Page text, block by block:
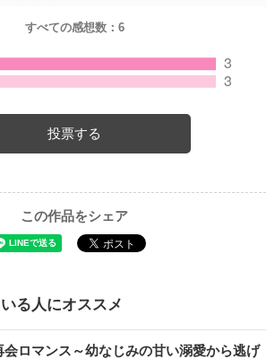
すべての感想数： 6
投票する
この作品をシェア
る人にオススメ
会ロマンス～幼なじみの甘い溺愛から逃げ